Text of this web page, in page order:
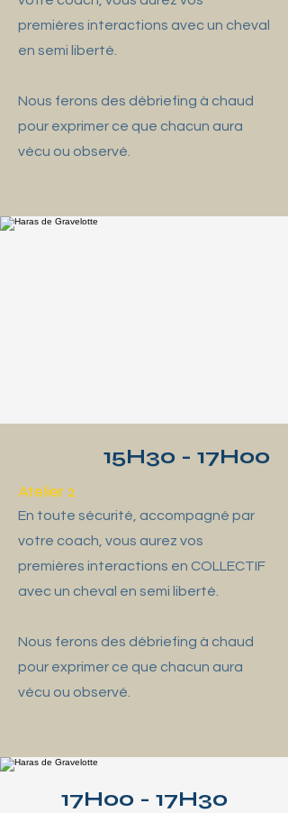
premières interactions avec un cheval
en semi liberté.
Nous ferons des débriefing à chaud
pour exprimer ce que chacun aura
vécu ou observé.
15H30 - 17H00
Atelier 2
En toute sécurité, accompagné par
votre coach, vous aurez vos
premières interactions en COLLECTIF
avec un cheval en semi liberté.
Nous ferons des débriefing à chaud
pour exprimer ce que chacun aura
vécu ou observé.
17H00 - 17H30